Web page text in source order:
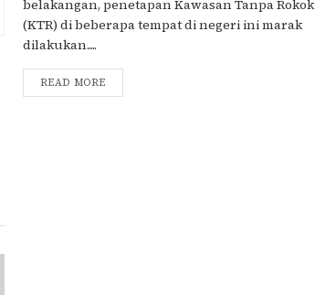
belakangan, penetapan Kawasan Tanpa Rokok
(KTR) di beberapa tempat di negeri ini marak
dilakukan.....
READ MORE